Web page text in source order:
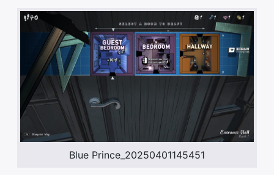
Blue Prince_20250401145451